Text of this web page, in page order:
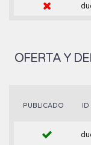
OFERTA Y
PUBLICADO ID